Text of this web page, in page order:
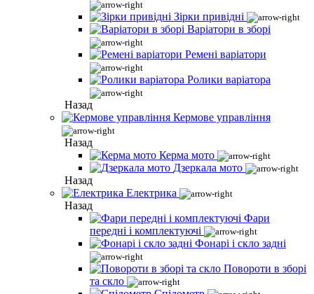
Зірки привідні
Варіатори в зборі
Ремені варіатори
Ролики варіатора
Назад
Кермове управління
Назад
Керма мото
Дзеркала мото
Назад
Електрика
Назад
Фари
передні і комплектуючі
Фонарі і скло задні
Повороти в зборі
та скло